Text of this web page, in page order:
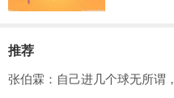
推荐
张伯霖：自己进几个球无所谓